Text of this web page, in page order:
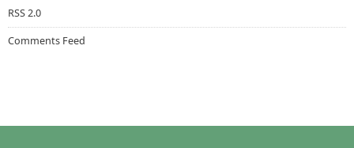
RSS 2.0
Comments Feed